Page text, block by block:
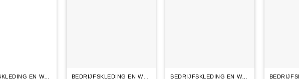
BEDRIJFSKLEDING EN WERKKLEDING BEDRIJFSKLEDING EN WERKKLEDING BEDRIJFSKLEDING EN WERKKLEDING